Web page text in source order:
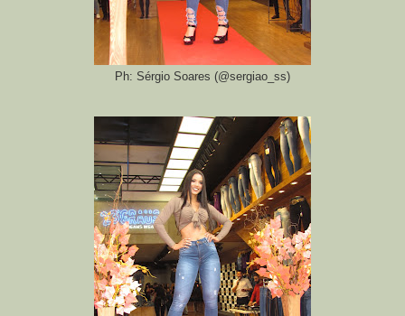
Ph: Sérgio Soares (@sergiao_ss)